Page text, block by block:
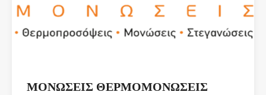
ΜΟΝΩΣΕΙΣ ΘΕΡΜΟΜΟΝΩΣΕΙΣ